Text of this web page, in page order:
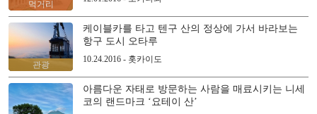
먹거리
관광
케이블카를 타고 텐구 산의 정상에 가서 바라보는
항구 도시 오타루
10.24.2016 - 홋카이도
아름다운 자태로 방문하는 사람을 매료시키는 니세
코의 랜드마크 ‘요테이 산’